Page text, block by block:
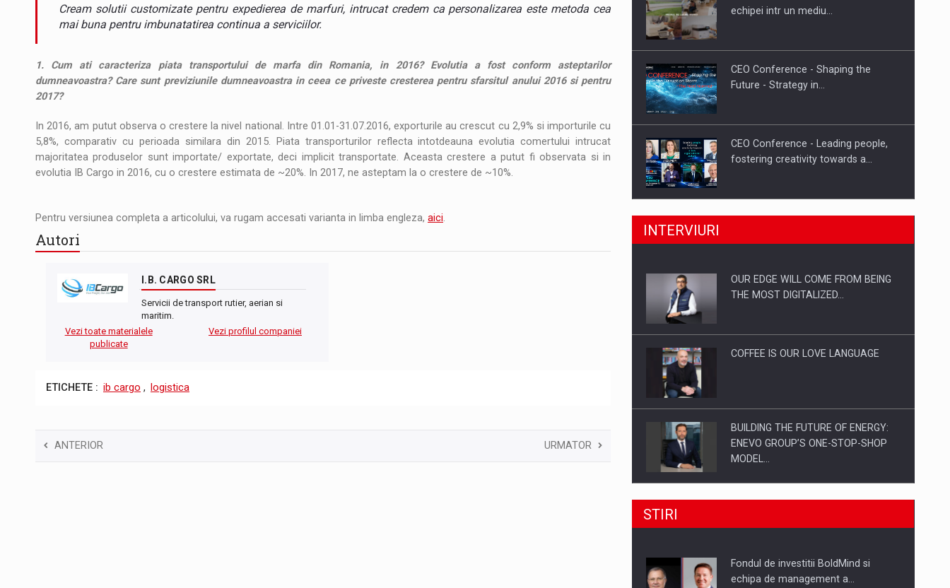
STIRI Noul Mercedes-Benz VLE este acum disponibil pentru comanda intr-o gama extinsa de variante atragatoare
ARTICOLE Proteinmaxxing and the Future of Protein Demand
Cream solutii customizate pentru expedierea de marfuri, intrucat credem ca personalizarea este metoda cea
mai buna pentru imbunatatirea continua a serviciilor.
1. Cum ati caracteriza piata transportului de marfa din Romania, in 2016? Evolutia a fost conform asteptarilor
dumneavoastra? Care sunt previziunile dumneavoastra in ceea ce priveste cresterea pentru sfarsitul anului 2016 si pentru
2017?
In 2016, am putut observa o crestere la nivel national. Intre 01.01-31.07.2016, exporturile au crescut cu 2,9% si importurile cu
5,8%, comparativ cu perioada similara din 2015. Piata transporturilor reflecta intotdeauna evolutia comertului intrucat
majoritatea produselor sunt importate/ exportate, deci implicit transportate. Aceasta crestere a putut fi observata si in
evolutia IB Cargo in 2016, cu o crestere estimata de ~20%. In 2017, ne asteptam la o crestere de ~10%.
Pentru versiunea completa a articolului, va rugam accesati varianta in limba engleza, aici.
Autori
I.B. CARGO SRL
Servicii de transport rutier, aerian si
maritim.
Vezi toate materialele
publicate
Vezi profilul companiei
ETICHETE : ib cargo , logistica
ANTERIOR URMATOR
Proteinmaxxing and the Future of
echipei intr un mediu…
CEO Conference - Shaping the
Future - Strategy in…
CEO Conference - Leading people,
fostering creativity towards a…
CEO Conference - Shaping The
Webinar - Business Evolution-
INTERVIURI
OUR EDGE WILL COME FROM BEING
THE MOST DIGITALIZED…
COFFEE IS OUR LOVE LANGUAGE
BUILDING THE FUTURE OF ENERGY:
ENEVO GROUP’S ONE-STOP-SHOP
MODEL…
ROOTED IN ROMANIA, BUILT TO
PUTTING ROMANIAN CORPORATE
STIRI
Fondul de investitii BoldMind si
echipa de management a…